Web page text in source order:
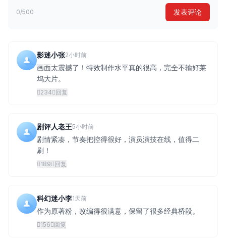
0/500 发表评论
影迷小张2小时前
画面太震撼了！特效制作水平真的很高，完全不输好莱
坞大片。
234 回复
剧评人老王5小时前
剧情紧凑，节奏把控得很好，演员演技在线，值得二
刷！
189 回复
科幻迷小李1天前
作为原著粉，改编得很满意，保留了很多经典桥段。
156 回复